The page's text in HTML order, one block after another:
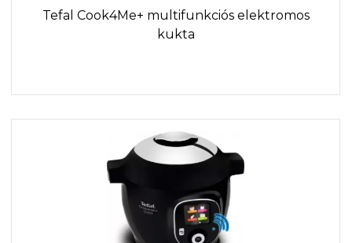
Tefal Cook4Me+ multifunkciós elektromos
kukta